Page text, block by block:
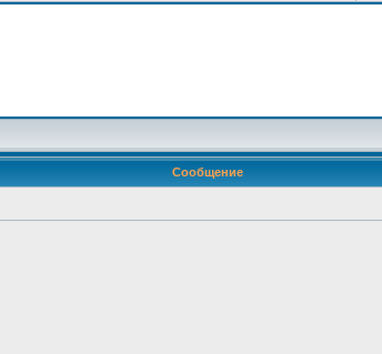
Сообщение